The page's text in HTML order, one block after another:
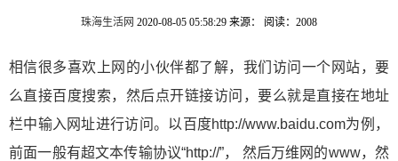
珠海生活网 2020-08-05 05:58:29 来源： 阅读：2008
相信很多喜欢上网的小伙伴都了解，我们访问一个网站，要
么直接百度搜索，然后点开链接访问，要么就是直接在地址
栏中输入网址进行访问。以百度http://www.baidu.com为例，
前面一般有超文本传输协议“http://”， 然后万维网的www，然